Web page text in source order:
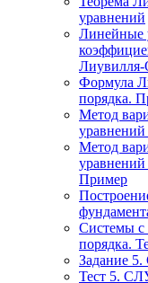
уравнений
Линейные
Лиувилля-
Формула
порядка.
Метод
Метод
Пример
Системы с
порядка.
Задание
Тест 5.